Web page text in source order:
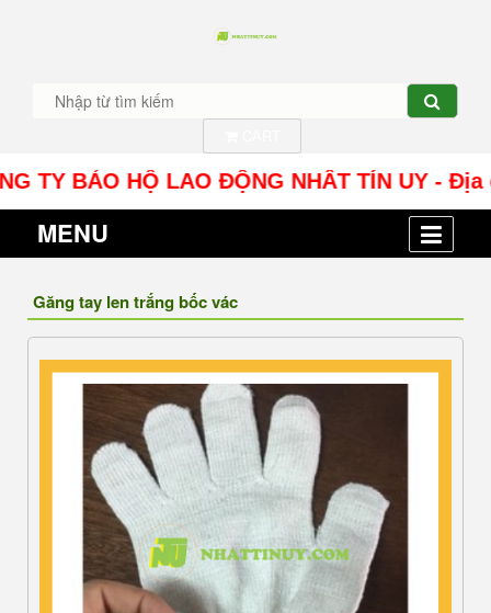
BẢO HỘ LAO ĐỘNG NHÂT TÍN UY - Địa
MENU
Găng tay len trắng bốc vác